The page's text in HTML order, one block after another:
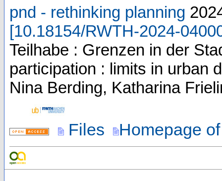
pnd - rethinking planning
[10.18154/RWTH-2024-
Teilhabe : Grenzen in der
participation : limits in urban
Nina Berding, Katharina
Files Homepage